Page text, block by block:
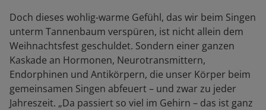
Doch dieses wohlig-warme Gefühl, das wir beim Singen
unterm Tannenbaum verspüren, ist nicht allein dem
Weihnachtsfest geschuldet. Sondern einer ganzen
Kaskade an Hormonen, Neurotransmittern,
Endorphinen und Antikörpern, die unser Körper beim
gemeinsamen Singen abfeuert – und zwar zu jeder
Jahreszeit. „Da passiert so viel im Gehirn – das ist ganz